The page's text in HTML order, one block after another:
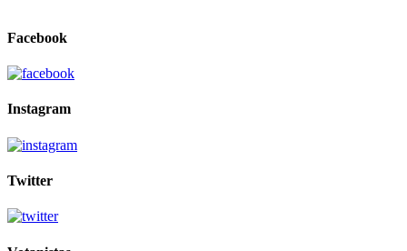
Facebook
Instagram
Twitter